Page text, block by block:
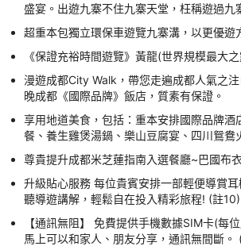
盛宴。出遊九寨不住九寨天堂，枉稱遊過九
超重本包獨立環保車遊覽九寨溝，以更優遊
《保證充裕時間遊覽》黃龍(世界規模最大
漫遊成都City Walk，帶您走遍成都人氣之
晚成都《國際品牌》飯店，質素有保證。
享用地道美食，包括：重本安排國際品牌酒
餐、養生雞煲湯鍋、樂山豆腐宴、四川鴛鴦
尊貴提升成都米芝蓮指南入選餐廳~巴國布
升級貼心服務 每位貴賓安排一部輕便導賞
聽導遊講解，輕鬆自在投入精彩旅程! (註10)
【通訊無阻】 免費提供手機數據SIM卡(每
馬上可以和家人、朋友分享，通訊無間斷。